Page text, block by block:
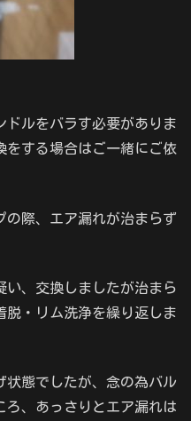
ドルをバラす必要がありま
をする場合はご一緒にご依
の際、エア漏れが治まらず
い、交換しましたが治まら
脱・リム洗浄を繰り返しま
状態でしたが、念の為バル
ろ、あっさりとエア漏れは